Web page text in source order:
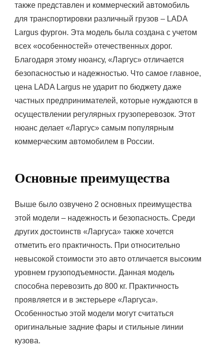
также представлен и коммерческий автомобиль
для транспортировки различный грузов – LADA
Largus фургон. Эта модель была создана с учетом
всех «особенностей» отечественных дорог.
Благодаря этому нюансу, «Ларгус» отличается
безопасностью и надежностью. Что самое главное,
цена LADA Largus не ударит по бюджету даже
частных предпринимателей, которые нуждаются в
осуществлении регулярных грузоперевозок. Этот
нюанс делает «Ларгус» самым популярным
коммерческим автомобилем в России.
Основные преимущества
Выше было озвучено 2 основных преимущества
этой модели – надежность и безопасность. Среди
других достоинств «Ларгуса» также хочется
отметить его практичность. При относительно
невысокой стоимости это авто отличается высоким
уровнем грузоподъемности. Данная модель
способна перевозить до 800 кг. Практичность
проявляется и в экстерьере «Ларгуса».
Особенностью этой модели могут считаться
оригинальные задние фары и стильные линии
кузова.